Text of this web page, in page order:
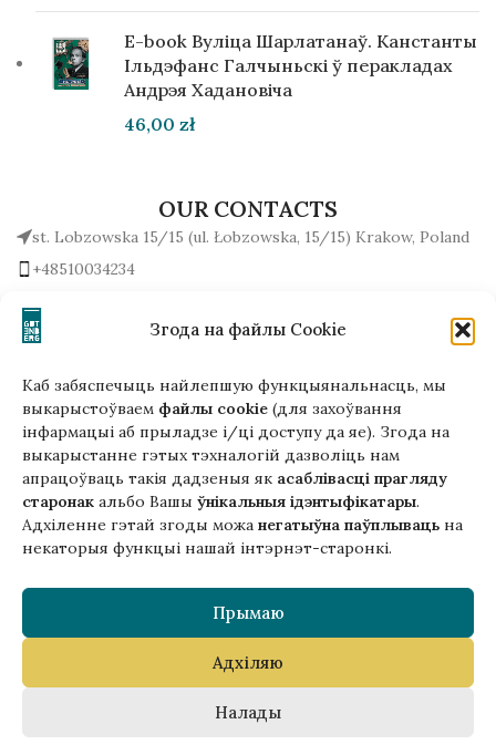
Згода на файлы Cookie
Каб забяспечыць найлепшую функцыянальнасць, мы
выкарыстоўваем файлы cookie (для захоўвання
інфармацыі аб прыладзе і/ці доступу да яе). Згода на
выкарыстанне гэтых тэхналогій дазволіць нам
апрацоўваць такія дадзеныя як асаблівасці прагляду
старонак альбо Вашы ўнікальныя ідэнтыфікатары.
Адхіленне гэтай згоды можа негатыўна паўплываць на
некаторыя функцыі нашай інтэрнэт-старонкі.
Прымаю
Адхіляю
Налады
Гэтая версія сайта створана
ў рамках праекта ArtPower
з падтрымкай Еўрапейскага Саюзу
E-book Вуліца Шарлатанаў. Канстанты
Ільдэфанс Галчыньскі ў перакладах
Андрэя Хадановіча
46,00 zł
OUR CONTACTS
st. Lobzowska 15/15 (ul. Łobzowska, 15/15) Krakow, Poland
+48510034234
Write to us!
Copyright © 2025 Gutenberg Publisher Sp. z o.o.